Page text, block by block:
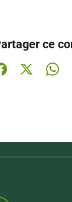
ce
Partager sur
Partager